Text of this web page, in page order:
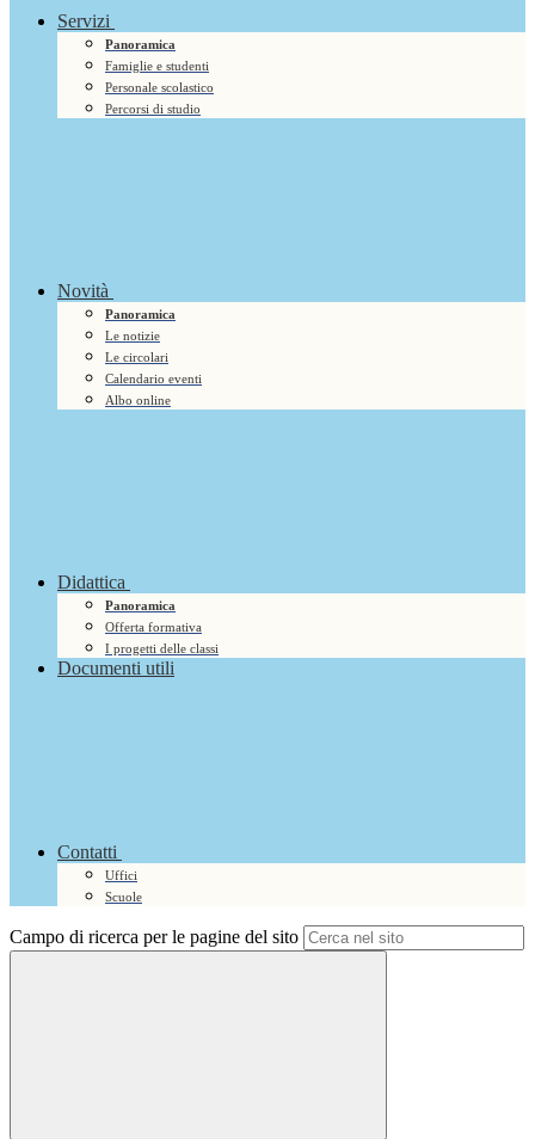
Servizi
Panoramica
Famiglie e studenti
Personale scolastico
Percorsi di studio
Novità
Panoramica
Le notizie
Le circolari
Calendario eventi
Albo online
Didattica
Panoramica
Offerta formativa
I progetti delle classi
Documenti utili
Contatti
Uffici
Scuole
Campo di ricerca per le pagine del sito